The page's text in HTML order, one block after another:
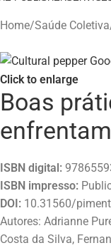
Home/Saúde Coletiva
Click to enlarge
Boas
ISBN digital:
ISBN impresso:
DOI: 10.31560/
Autores: Adrianne
Costa da Silva,